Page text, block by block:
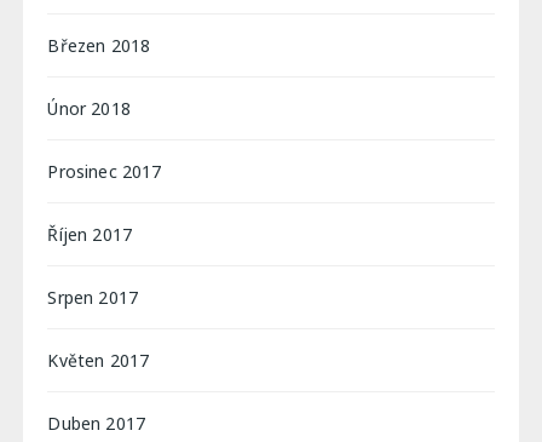
Březen 2018
Únor 2018
Prosinec 2017
Říjen 2017
Srpen 2017
Květen 2017
Duben 2017